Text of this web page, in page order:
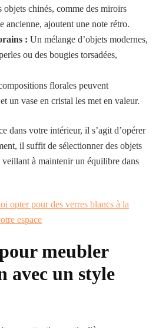
objets chinés, comme des miroirs
ancienne, ajoutent une note rétro.
: Un mélange d’objets modernes,
ou des bougies torsadées,
florales peuvent
un vase en cristal les met en valeur.
dans votre intérieur, il s’agit d’opérer
il suffit de sélectionner des objets
à maintenir un équilibre dans
opter pour des verres blancs à la
espace
meubler
avec un style